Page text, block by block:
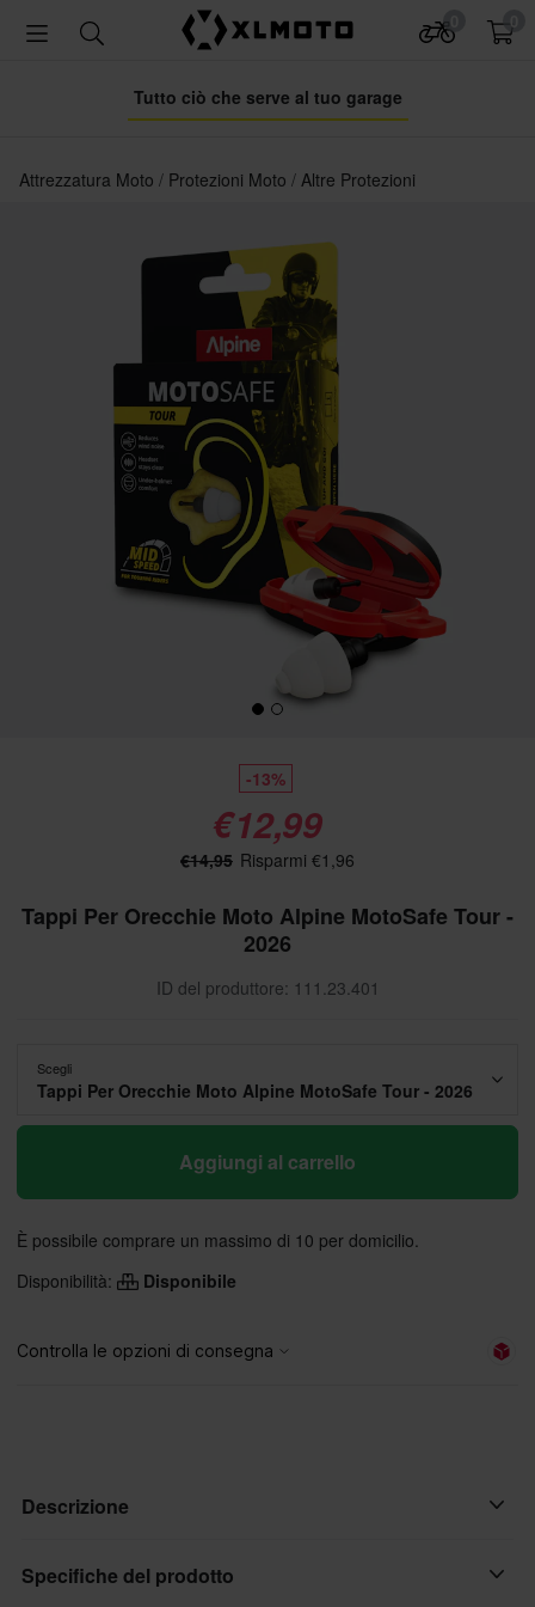
Tutto ciò che serve al tuo garage
Attrezzatura Moto Protezioni Moto Altre Protezioni
-13%
€12,99
€14,95 Risparmi €1,96
Tappi Per Orecchie Moto Alpine MotoSafe Tour -
2026
ID del produttore: 111.23.401
Scegli
Tappi Per Orecchie Moto Alpine MotoSafe Tour - 2026
Aggiungi al carrello
È possibile comprare un massimo di 10 per domicilio.
Disponibilità:
Disponibile
Descrizione
Sperimenta meno affaticamento e una migliore concentrazione
Specifiche del prodotto